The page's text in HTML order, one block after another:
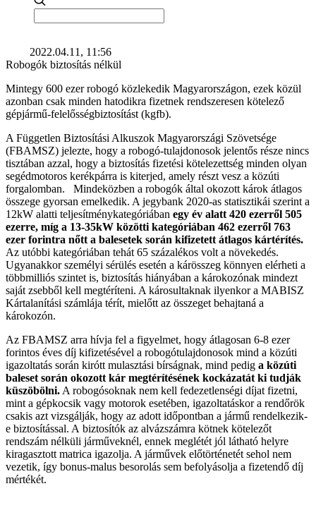
2022.04.11, 11:56
Robogók biztosítás nélkül
Mintegy 600 ezer robogó közlekedik Magyarországon, ezek közül
azonban csak minden hatodikra fizetnek rendszeresen kötelező
gépjármű-felelősségbiztosítást (kgfb).
A Független Biztosítási Alkuszok Magyarországi Szövetsége
(FBAMSZ) jelezte, hogy a robogó-tulajdonosok jelentős része nincs
tisztában azzal, hogy a biztosítás fizetési kötelezettség minden olyan
segédmotoros kerékpárra is kiterjed, amely részt vesz a közúti
forgalomban. Mindeközben a robogók által okozott károk átlagos
összege gyorsan emelkedik. A jegybank 2020-as statisztikái szerint a
12kW alatti teljesítménykategóriában egy év alatt 420 ezerről 505
ezerre, míg a 13-35kW közötti kategóriában 462 ezerről 763
ezer forintra nőtt a balesetek során kifizetett átlagos kártérítés.
Az utóbbi kategóriában tehát 65 százalékos volt a növekedés.
Ugyanakkor személyi sérülés esetén a kárösszeg könnyen elérheti a
többmilliós szintet is, biztosítás hiányában a károkozónak mindezt
saját zsebből kell megtéríteni. A károsultaknak ilyenkor a MABISZ
Kártalanítási számlája térít, mielőtt az összeget behajtaná a
károkozón.
Az FBAMSZ arra hívja fel a figyelmet, hogy átlagosan 6-8 ezer
forintos éves díj kifizetésével a robogótulajdonosok mind a közúti
igazoltatás során kirótt mulasztási bírságnak, mind pedig a közúti
baleset során okozott kár megtérítésének kockázatát ki tudják
küszöbölni. A robogósoknak nem kell fedezetlenségi díjat fizetni,
mint a gépkocsik vagy motorok esetében, igazoltatáskor a rendőrök
csakis azt vizsgálják, hogy az adott időpontban a jármű rendelkezik-
e biztosítással. A biztosítók az alvázszámra kötnek kötelezőt
rendszám nélküli járműveknél, ennek meglétét jól látható helyre
kiragasztott matrica igazolja. A járművek előtörténetét sehol nem
vezetik, így bonus-malus besorolás sem befolyásolja a fizetendő díj
mértékét.